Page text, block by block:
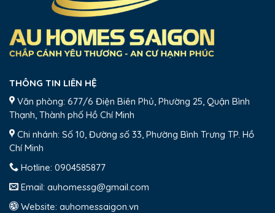
THÔNG TIN LIÊN HỆ
Văn phòng: 677/6 Điện Biên Phủ, Phường 25, Quận Bình
Thạnh, Thành phố Hồ Chí Minh
Chi nhánh: Số 10, Đường số 33, Phường Bình Trưng TP. Hồ
Chí Minh
Hotline: 0904585877
Email: auhomessg@gmail.com
Website: auhomessaigon.vn